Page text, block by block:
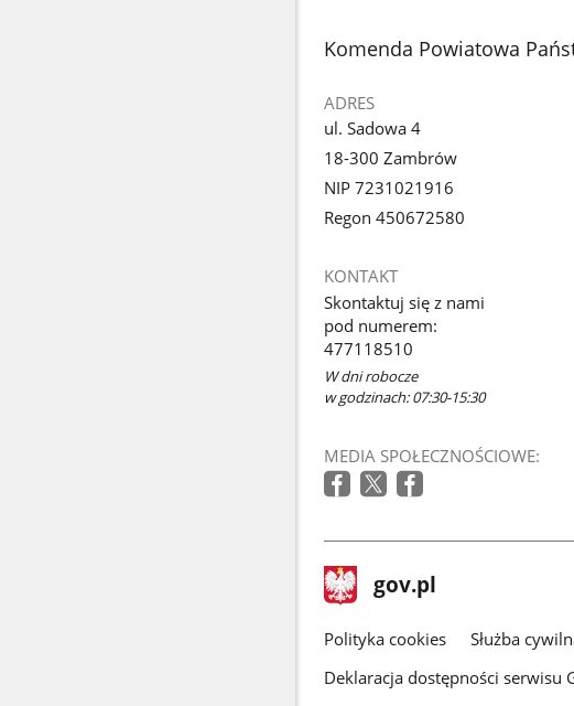
stopka
Komenda Powiatowa
ADRES
ul. Sadowa 4
18-300 Zambrów
NIP 7231021916
Regon 450672580
KONTAKT
Skontaktuj się z nami
pod numerem:
477118510
W dni robocze
w godzinach: 07:30-15:30
MEDIA SPOŁECZNOŚCIOWE:
stopka
gov.pl Strona
gov.pl
gov.pl
Polityka cookies Służba
Deklaracja dostępności serwisu